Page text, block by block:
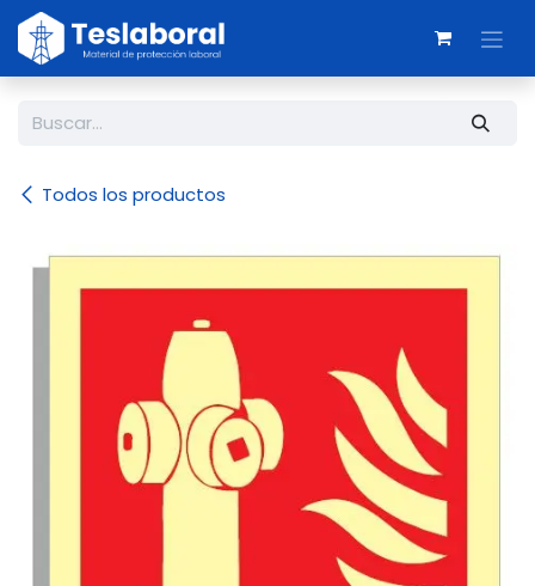
Ir al contenido
Todos los productos